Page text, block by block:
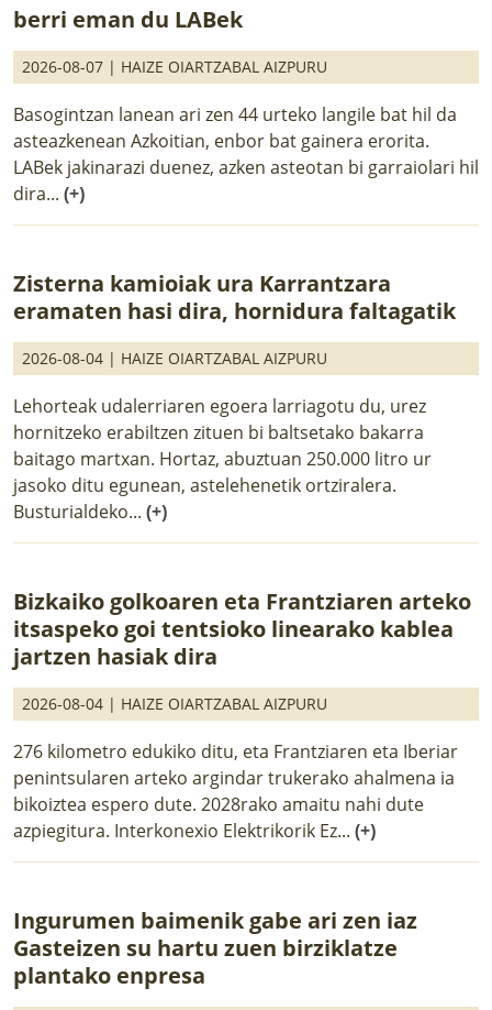
berri eman du LABek
2026-08-07 | HAIZE OIARTZABAL AIZPURU
Basogintzan lanean ari zen 44 urteko langile bat hil da
asteazkenean Azkoitian, enbor bat gainera erorita.
LABek jakinarazi duenez, azken asteotan bi garraiolari hil
dira... (+)
Zisterna kamioiak ura Karrantzara
eramaten hasi dira, hornidura faltagatik
2026-08-04 | HAIZE OIARTZABAL AIZPURU
Lehorteak udalerriaren egoera larriagotu du, urez
hornitzeko erabiltzen zituen bi baltsetako bakarra
baitago martxan. Hortaz, abuztuan 250.000 litro ur
jasoko ditu egunean, astelehenetik ortziralera.
Busturialdeko... (+)
Bizkaiko golkoaren eta Frantziaren arteko
itsaspeko goi tentsioko linearako kablea
jartzen hasiak dira
2026-08-04 | HAIZE OIARTZABAL AIZPURU
276 kilometro edukiko ditu, eta Frantziaren eta Iberiar
penintsularen arteko argindar trukerako ahalmena ia
bikoiztea espero dute. 2028rako amaitu nahi dute
azpiegitura. Interkonexio Elektrikorik Ez... (+)
Ingurumen baimenik gabe ari zen iaz
Gasteizen su hartu zuen birziklatze
plantako enpresa